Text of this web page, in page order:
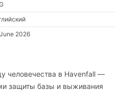
2026
человечества в Havenfall —
защиты базы и выживания